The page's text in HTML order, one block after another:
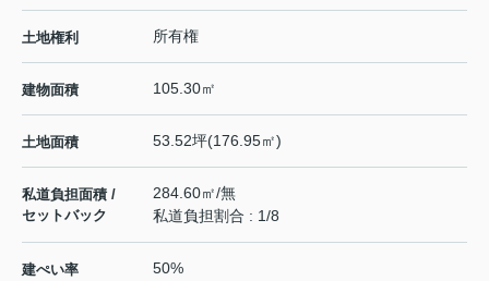
土地権利 所有権
建物面積 105.30㎡
土地面積 53.52坪(176.95㎡)
私道負担面積 /
セットバック
284.60㎡/無
私道負担割合 : 1/8
建ぺい率 50%